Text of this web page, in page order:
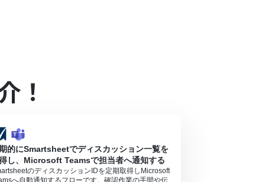
！
的にSmartsheetでディスカッション一覧を
し、Microsoft Teamsで担当者へ通知する
のディスカッションIDを定期取得しMicrosoft
へ自動通知するフローです。確認作業の手間や伝